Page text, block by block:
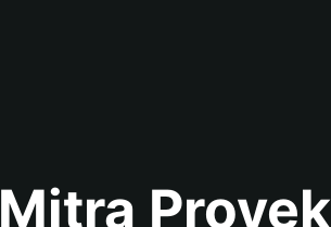
Mitra Proyek